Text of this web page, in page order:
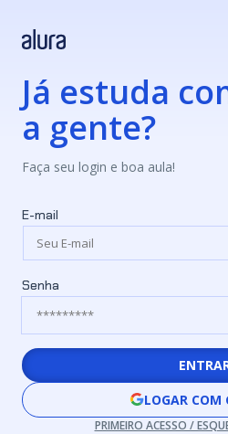
Já estuda
a gente?
Faça seu login e boa aula!
E-mail
Senha
LOGAR COM
PRIMEIRO ACESSO /